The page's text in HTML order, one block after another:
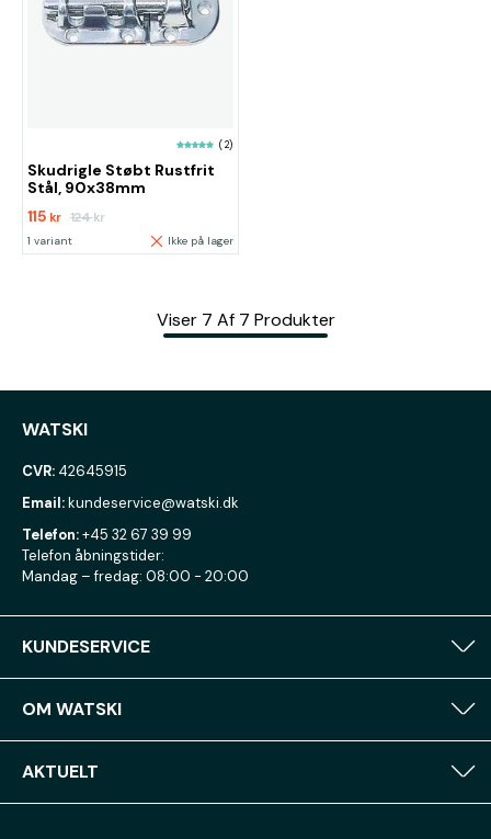
(2)
Skudrigle Støbt Rustfrit
Stål, 90x38mm
115 kr 124kr
1 variant Ikke på lager
Viser 7 Af 7 Produkter
WATSKI
CVR: 42645915
Email:kundeservice@watski.dk
Telefon:+45 32 67 39 99
Telefon åbningstider:
Mandag – fredag: 08:00 - 20:00
KUNDESERVICE
OM WATSKI
AKTUELT